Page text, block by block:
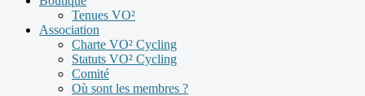
Tenues VO²
Association
Charte VO² Cycling
Statuts VO² Cycling
Comité
Où sont les membres ?